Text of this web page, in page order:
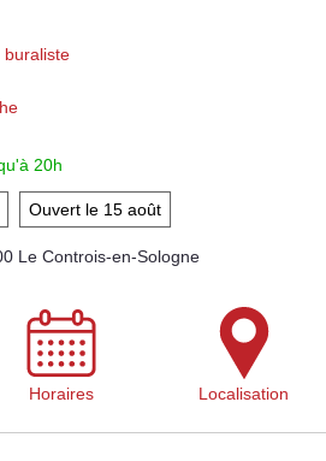
buraliste
20h
Ouvert le 15 août
Le Controis-en-Sologne
Horaires Localisation